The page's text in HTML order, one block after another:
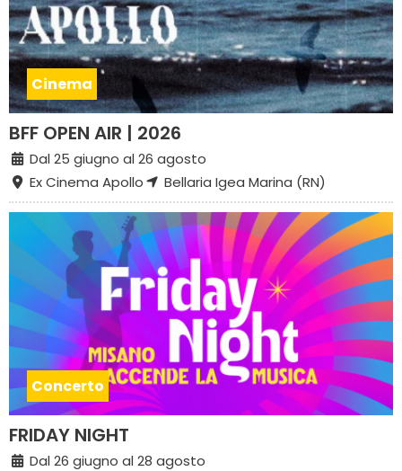
Cinema
BFF OPEN AIR | 2026
Dal 25 giugno al 26 agosto
Ex Cinema Apollo
Bellaria Igea Marina (RN)
Concerto
FRIDAY NIGHT
Dal 26 giugno al 28 agosto